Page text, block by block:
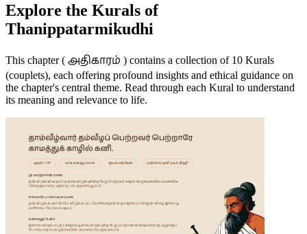
Explore the Kurals of
Thanippatarmikudhi
This chapter ( அதிகாரம் ) contains a collection of 10 Kurals
(couplets), each offering profound insights and ethical guidance on
the chapter's central theme. Read through each Kural to understand
its meaning and relevance to life.